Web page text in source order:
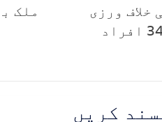
ورزی
پر 2 پاکستانیوں سمیت 34 افراد
کریں